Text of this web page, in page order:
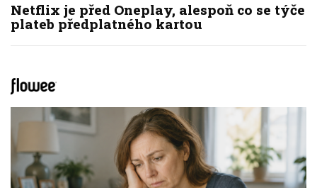
Netflix je před Oneplay, alespoň co se týče
plateb předplatného kartou